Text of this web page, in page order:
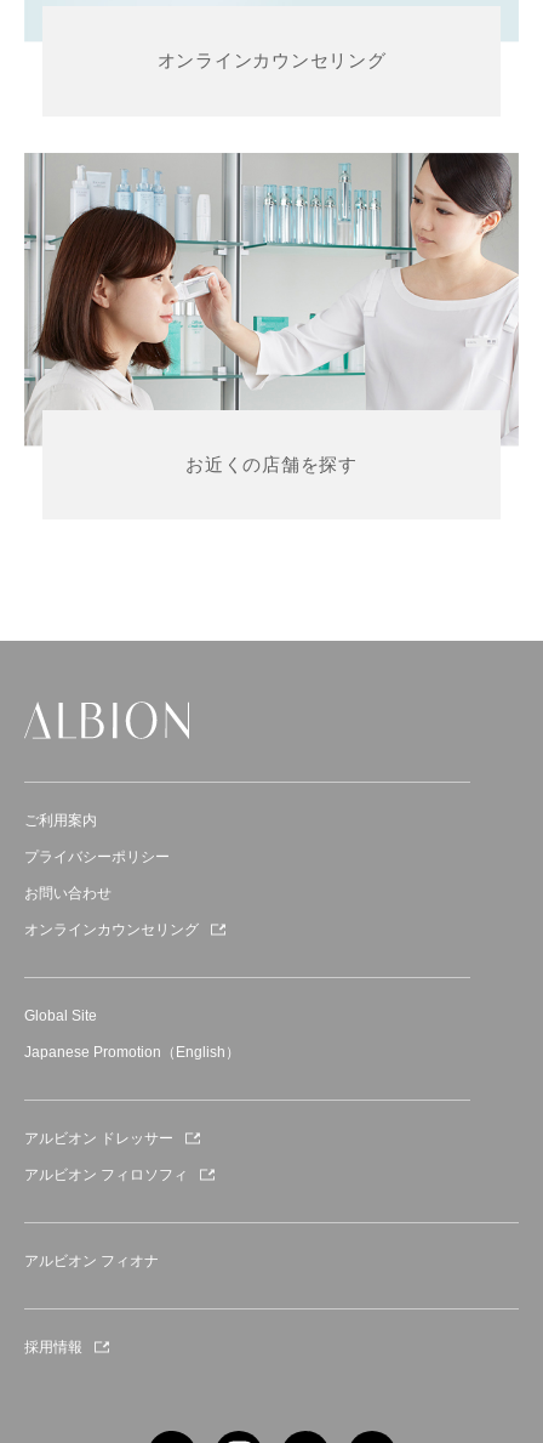
オンラインカウンセリング
お近くの店舗を探す
ご利用案内
プライバシーポリシー
お問い合わせ
オンラインカウンセリング
Global Site
Japanese Promotion（English）
アルビオン ドレッサー
アルビオン フィロソフィ
アルビオン フィオナ
採用情報